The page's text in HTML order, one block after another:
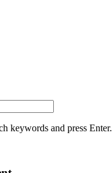
keywords and press Enter.